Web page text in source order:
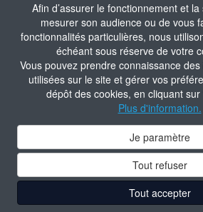
Afin d’assurer le fonctionnement et
mesurer son audience ou de vous
fonctionnalités particulières, nous
échéant sous réserve de votre
Vous pouvez prendre connaissance
utilisées sur le site et gérer vos
dépôt des cookies, en cliquant
Plus d'information.
Je paramètre
Tout refuser
Tout accepter